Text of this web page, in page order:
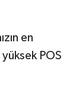
en
POS